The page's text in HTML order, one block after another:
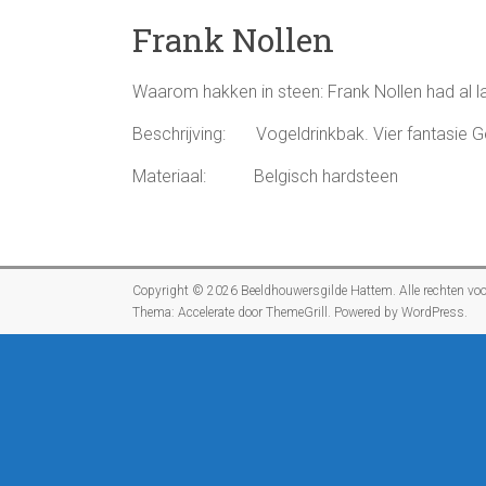
Frank Nollen
Waarom hakken in steen: Frank Nollen had al
Beschrijving: Vogeldrinkbak. Vier fantasie
Materiaal: Belgisch hardsteen
Copyright © 2026 Beeldhouwersgilde Hattem. Alle rechten
Thema: Accelerate door ThemeGrill. Powered by WordPress.